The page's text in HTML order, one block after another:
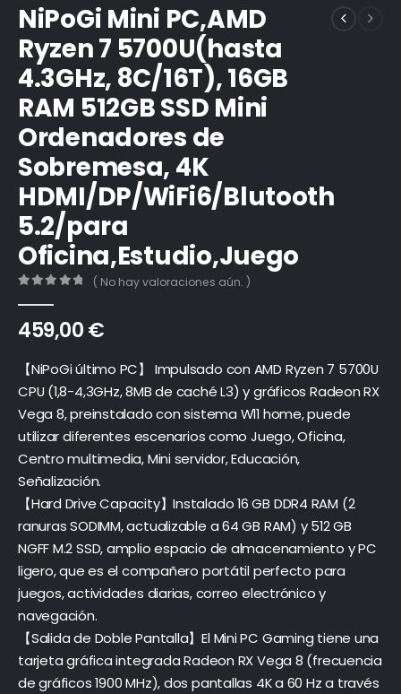
NiPoGi Mini PC,AMD
Ryzen 7 5700U(hasta
4.3GHz, 8C/16T), 16GB
RAM 512GB SSD Mini
Ordenadores de
Sobremesa, 4K
HDMI/DP/WiFi6/Blutooth
5.2/para
Oficina,Estudio,Juego
( No hay valoraciones aún. )
459,00€
【NiPoGi último PC】 Impulsado con AMD Ryzen 7 5700U
CPU (1,8-4,3GHz, 8MB de caché L3) y gráficos Radeon RX
Vega 8, preinstalado con sistema W11 home, puede
utilizar diferentes escenarios como Juego, Oficina,
Centro multimedia, Mini servidor, Educación,
Señalización.
【Hard Drive Capacity】Instalado 16 GB DDR4 RAM (2
ranuras SODIMM, actualizable a 64 GB RAM) y 512 GB
NGFF M.2 SSD, amplio espacio de almacenamiento y PC
ligero, que es el compañero portátil perfecto para
juegos, actividades diarias, correo electrónico y
navegación.
【Salida de Doble Pantalla】El Mini PC Gaming tiene una
tarjeta gráfica integrada Radeon RX Vega 8 (frecuencia
de gráficos 1900 MHz), dos pantallas 4K a 60 Hz a través